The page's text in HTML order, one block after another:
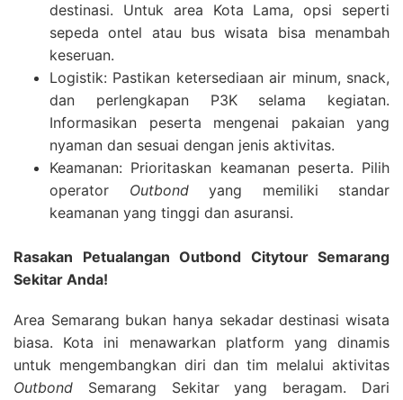
destinasi. Untuk area Kota Lama, opsi seperti
sepeda ontel atau bus wisata bisa menambah
keseruan.
Logistik: Pastikan ketersediaan air minum, snack,
dan perlengkapan P3K selama kegiatan.
Informasikan peserta mengenai pakaian yang
nyaman dan sesuai dengan jenis aktivitas.
Keamanan: Prioritaskan keamanan peserta. Pilih
operator Outbondyang memiliki standar
keamanan yang tinggi dan asuransi.
Rasakan Petualangan Outbond Citytour Semarang
Sekitar Anda!
Area Semarang bukan hanya sekadar destinasi wisata
biasa. Kota ini menawarkan platform yang dinamis
untuk mengembangkan diri dan tim melalui aktivitas
Outbond Semarang Sekitar yang beragam. Dari